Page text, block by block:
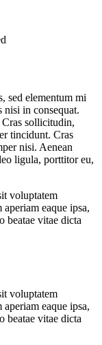
sed elementum mi
nisi in consequat.
Cras sollicitudin,
tincidunt. Cras
nisi. Aenean
ligula, porttitor eu,
voluptatem
eaque ipsa,
beatae vitae dicta
voluptatem
eaque ipsa,
beatae vitae dicta